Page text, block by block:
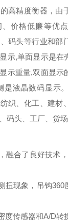
高精度衡器，由
价格低廉等优
码头等行业和部
示,单面显示是在
示重量,双面显示
是液晶数码显示
织、化工、建材
码头、工厂、货场
融合了良好技术
扭现象，吊钩360
度传感器和A/D转